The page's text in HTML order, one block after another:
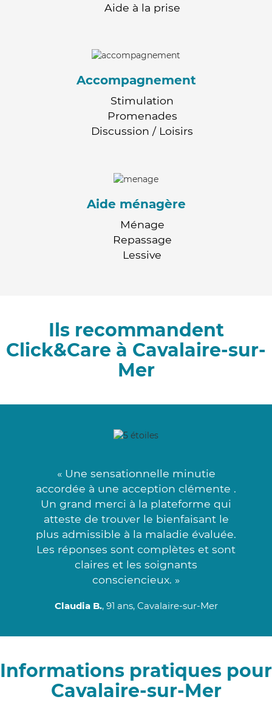
Aide à la prise
Accompagnement
Stimulation
Promenades
Discussion / Loisirs
Aide ménagère
Ménage
Repassage
Lessive
Ils recommandent
Click&Care à Cavalaire-sur-
Mer
« Une sensationnelle minutie
accordée à une acception clémente .
Un grand merci à la plateforme qui
atteste de trouver le bienfaisant le
plus admissible à la maladie évaluée.
Les réponses sont complètes et sont
claires et les soignants
consciencieux. »
Claudia B., 91 ans, Cavalaire-sur-Mer
Informations pratiques pour
Cavalaire-sur-Mer